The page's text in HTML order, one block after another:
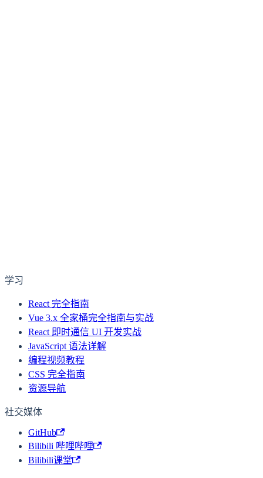
学习
React 完全指南
Vue 3.x 全家桶完全指南与实战
React 即时通信 UI 开发实战
JavaScript 语法详解
编程视频教程
CSS 完全指南
资源导航
社交媒体
GitHub
Bilibili 哔哩哔哩
Bilibili课堂